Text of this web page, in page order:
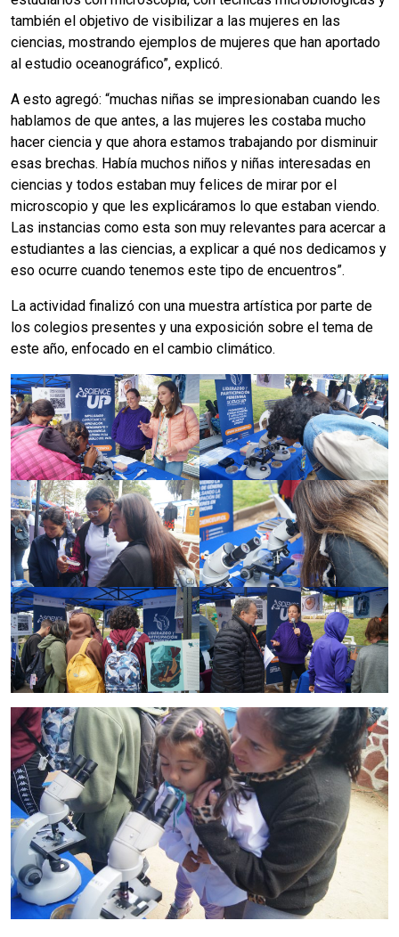
también el objetivo de visibilizar a las mujeres en las
ciencias, mostrando ejemplos de mujeres que han aportado
al estudio oceanográfico”, explicó.
A esto agregó: “muchas niñas se impresionaban cuando les
hablamos de que antes, a las mujeres les costaba mucho
hacer ciencia y que ahora estamos trabajando por disminuir
esas brechas. Había muchos niños y niñas interesadas en
ciencias y todos estaban muy felices de mirar por el
microscopio y que les explicáramos lo que estaban viendo.
Las instancias como esta son muy relevantes para acercar a
estudiantes a las ciencias, a explicar a qué nos dedicamos y
eso ocurre cuando tenemos este tipo de encuentros”.
La actividad finalizó con una muestra artística por parte de
los colegios presentes y una exposición sobre el tema de
este año, enfocado en el cambio climático.